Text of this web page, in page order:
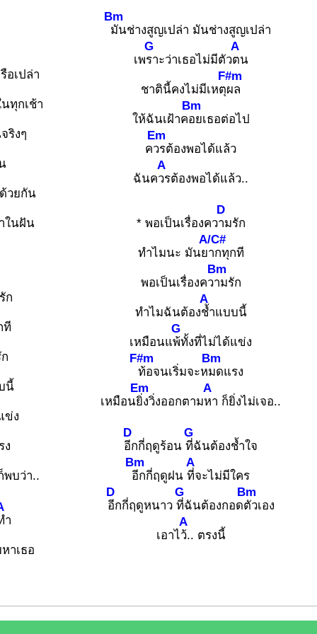
อเปล่า
ทุกเช้า
ริงๆ
วยกัน
ในฝัน
ก
ที
นี้
ข่ง
ง
พบว่า..
ำ
าเธอ
Bm
มันช่างสูญเปล่า มันช่างสูญเปล่า
เพ
G
ราะว่าเธอไม่มีตัว
A
ตน
ชาตินี้คงไม่มีเหตุ
F#m
ผล
ให้ฉันเฝ้าค
Bm
อยเธอต่อไป
ค
Em
วรต้องพอได้แล้ว
ฉันค
A
วรต้องพอได้แล้ว..
* พอเป็นเรื่องคว
D
ามรัก
ทำไมนะ มันย
A/C#
ากทุกที
พอเป็นเรื่องคว
Bm
ามรัก
ทำไมฉันต้อง
A
ช้ำแบบนี้
เหมือนแ
G
พ้ทั้งที่ไม่ได้แข่ง
F#m
ท้อจนเริ่มจะห
Bm
มดแรง
เหมือน
Em
ยิ่งวิ่งออกตาม
A
หา ก็ยิ่งไม่เจอ..
D
อีกกี่ฤดูร้อน
G
ที่ฉันต้องช้ำใจ
Bm
อีกกี่ฤดูฝน
A
ที่จะไม่มีใคร
D
อีกกี่ฤดูหนาว
G
ที่ฉันต้องกอด
Bm
ตัวเอง
เอาไ
A
ว้.. ตรงนี้